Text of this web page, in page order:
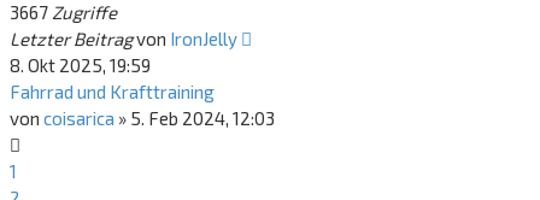
3667 Zugriffe
Letzter Beitragvon IronJelly
8. Okt 2025, 19:59
Fahrrad und Krafttraining
von coisarica » 5. Feb 2024, 12:03
1